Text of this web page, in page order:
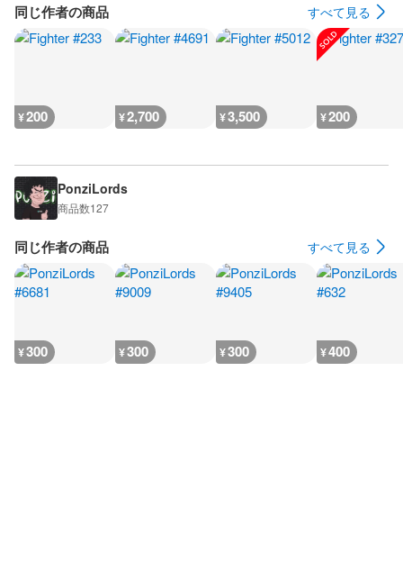
同じ作者の商品 すべて見る
¥200 ¥2,700 ¥3,500 ¥200
PonziLords
商品数127
同じ作者の商品 すべて見る
¥300 ¥300 ¥300 ¥400